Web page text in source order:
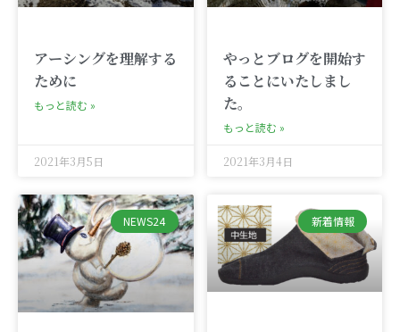
アーシングを理解する
ために
もっと読む »
2021年3月5日
やっとブログを開始す
ることにいたしまし
た。
もっと読む »
2021年3月4日
NEWS24 新着情報